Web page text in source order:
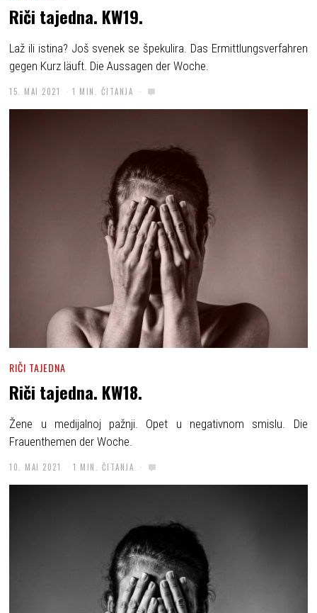
Riči tajedna. KW19.
Laž ili istina? Još svenek se špekulira. Das Ermittlungsverfahren
gegen Kurz läuft. Die Aussagen der Woche.
15. MAI 2021 1 MIN. ČITANJA
RIČI TAJEDNA
Riči tajedna. KW18.
Žene u medijalnoj pažnji. Opet u negativnom smislu. Die
Frauenthemen der Woche.
10. MAI 2021 1 MIN. ČITANJA